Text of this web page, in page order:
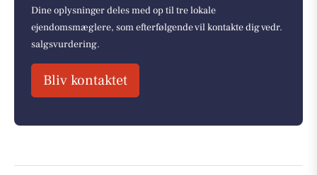
Dine oplysninger deles med op til tre lokale
ejendomsmæglere, som efterfølgende vil kontakte dig vedr.
salgsvurdering.
Bliv kontaktet